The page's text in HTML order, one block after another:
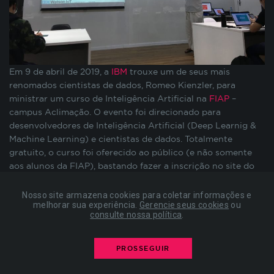
Nosso site armazena cookies para coletar informações e
melhorar sua experiência. Gerencie seus cookies ou
consulte nossa política
PROSSEGUIR
Em 9 de abril de 2019, a IBM trouxe um de seus mais
renomados cientistas de dados, Romeo Kienzler, para
ministrar um curso de Inteligência Artificial na FIAP –
campus Aclimação. O evento foi direcionado para
desenvolvedores de Inteligência Artificial (Deep Learnig &
Machine Learning) e cientistas de dados. Totalmente
gratuito, o curso foi oferecido ao público (e não somente
aos alunos da FIAP), bastando fazer a inscrição no site do
certificação.Intitulado “Building Brains – Parallel training
strategies of large-scale deep learning neural networks”, o
curso mostrou como funciona o treinamento de uma rede
de larga escala usado paralelismo entre modelos,
intramodelo, dados e pipelines. Para fins de demonstração,
preenchimento de formulários, contagem de
visitas para a medição de performance de
páginas, entre outros. Todos armazenados sem a
possibilidade de identificação pessoal. Ao
configurar seu navegador para bloquear esses
cookies, algumas partes do site podem não
funcionar.
COOKIES DE PUBLICIDADE
Estes cookies são estabelecidos por nossos
compor um perfil sobre seus interesses e, a partir
disso, mostrar anúncios relevantes para você em
outros sites. As informações armazenadas são